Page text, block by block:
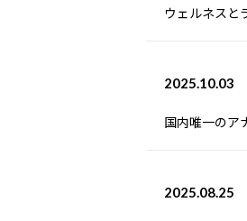
ウェルネスと
2025.10.03
国内唯⼀のア
2025.08.25